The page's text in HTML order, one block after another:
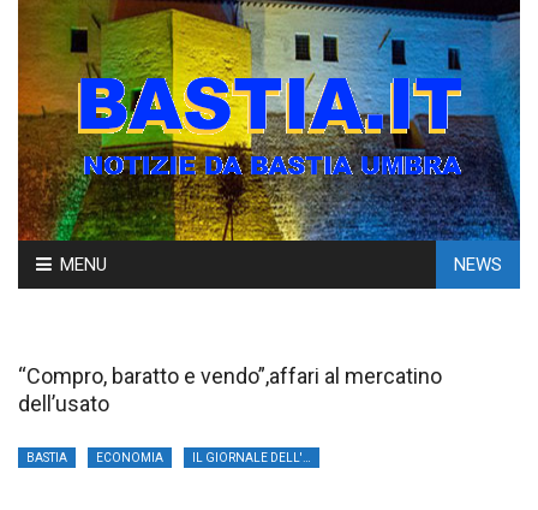
Skip
to
MENU NEWS
“Compro, baratto e vendo”,affari al mercatino
dell’usato
BASTIA ECONOMIA